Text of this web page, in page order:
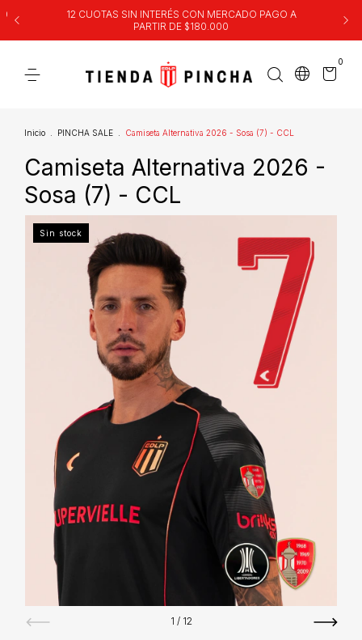
12 CUOTAS SIN INTERÉS CON MERCADO PAGO A
PARTIR DE $180.000
0
Inicio PINCHA SALE Camiseta Alternativa 2026 - Sosa (7) - CCL
Camiseta Alternativa 2026 -
Sosa (7) - CCL
Sin stock
1 / 12